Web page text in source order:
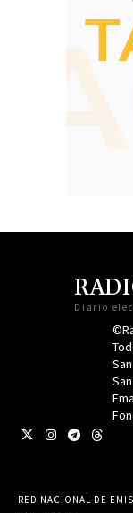
Diario
RED NACIONAL DE